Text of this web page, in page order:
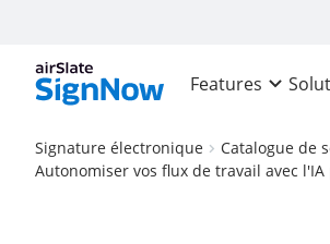
Features
Signature électronique Catalogue de
Autonomiser vos flux de travail avec